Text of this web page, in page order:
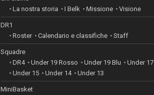
La nostra storia
I Belk Missione Visione
DR1
Roster
Calendario e classifiche Staff
Squadre
DR4
Under 19 Rosso Under 19 Blu
Under 17
Under 15
Under 14 Under 13
MiniBasket